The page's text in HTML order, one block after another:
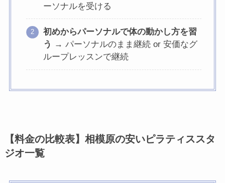
ーソナルを受ける
初めからパーソナルで体の動かし方を習
う → パーソナルのまま継続 or 安価なグ
ループレッスンで継続
【料金の比較表】相模原の安いピラティススタ
ジオ一覧